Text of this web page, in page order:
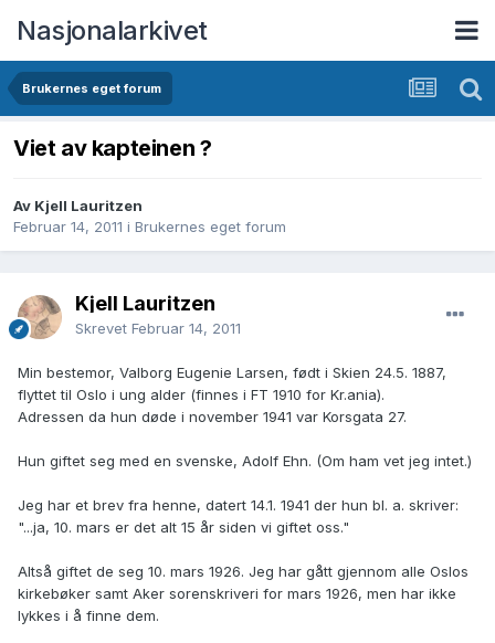
Nasjonalarkivet
Brukernes eget forum
Viet av kapteinen ?
Av Kjell Lauritzen
Februar 14, 2011 i Brukernes eget forum
Kjell Lauritzen
Skrevet Februar 14, 2011
Min bestemor, Valborg Eugenie Larsen, født i Skien 24.5. 1887,
flyttet til Oslo i ung alder (finnes i FT 1910 for Kr.ania).
Adressen da hun døde i november 1941 var Korsgata 27.
Hun giftet seg med en svenske, Adolf Ehn. (Om ham vet jeg intet.)
Jeg har et brev fra henne, datert 14.1. 1941 der hun bl. a. skriver:
"...ja, 10. mars er det alt 15 år siden vi giftet oss."
Altså giftet de seg 10. mars 1926. Jeg har gått gjennom alle Oslos
kirkebøker samt Aker sorenskriveri for mars 1926, men har ikke
lykkes i å finne dem.